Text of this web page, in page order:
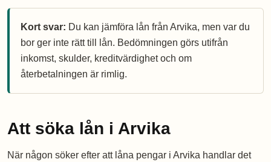
Kort svar: Du kan jämföra lån från Arvika, men var du
bor ger inte rätt till lån. Bedömningen görs utifrån
inkomst, skulder, kreditvärdighet och om
återbetalningen är rimlig.
Att söka lån i Arvika
När någon söker efter att låna pengar i Arvika handlar det